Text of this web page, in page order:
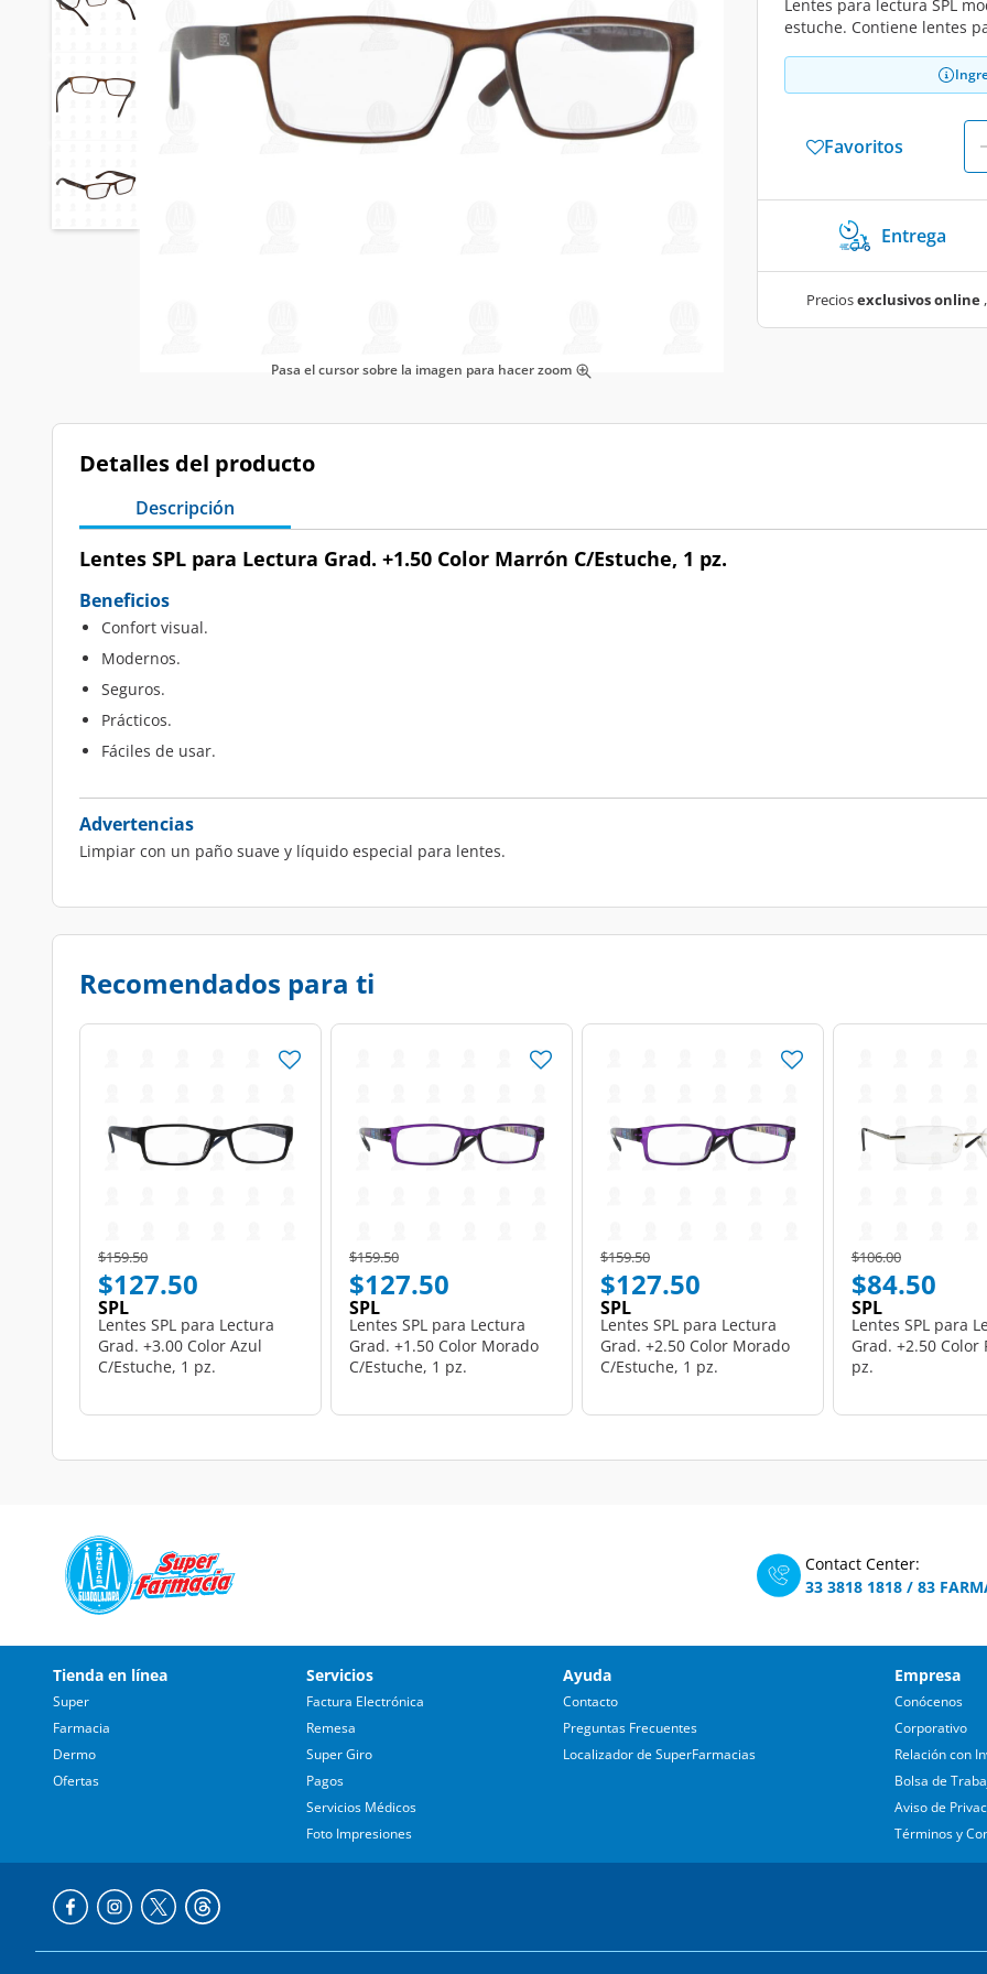
Pasa el cursor sobre la imagen para hacer zoom
Lentes para lectura SPL
estuche. Contiene lentes
Favoritos
Entrega
Preciosexclusivos online,
Detalles del producto
Descripción
Lentes SPL para Lectura Grad. +1.50 Color Marrón C/Estuche, 1 pz.
Beneficios
Confort visual.
Modernos.
Seguros.
Prácticos.
Fáciles de usar.
Advertencias
Limpiar con un paño suave y líquido especial para lentes.
Recomendados para ti
Price reduced from
$159.50to
$127.50
SPL
Lentes SPL para Lectura
Grad. +3.00 Color Azul
C/Estuche, 1 pz.
Price reduced from
$159.50to
$127.50
SPL
Lentes SPL para Lectura
Grad. +1.50 Color Morado
C/Estuche, 1 pz.
Price reduced from
$159.50to
$127.50
SPL
Lentes SPL para Lectura
Grad. +2.50 Color Morado
C/Estuche, 1 pz.
Price reduced from
$106.00to
$84.50
SPL
Lentes SPL para
Grad. +2.50 Color
pz.
Contact Center:
33 3818 1818 / 83
Tienda en línea
Super
Farmacia
Dermo
Ofertas
Servicios
Factura Electrónica
Remesa
Super Giro
Pagos
Servicios Médicos
Foto Impresiones
Ayuda
Contacto
Preguntas Frecuentes
Localizador de SuperFarmacias
Empresa
Conócenos
Corporativo
Relación con
Bolsa de
Aviso de
Términos y